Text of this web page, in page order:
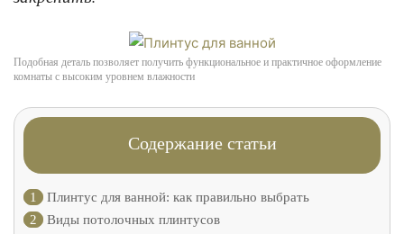
Подобная деталь позволяет получить функциональное и практичное оформление
комнаты с высоким уровнем влажности
Содержание статьи
1
Плинтус для ванной: как правильно выбрать
2
Виды потолочных плинтусов